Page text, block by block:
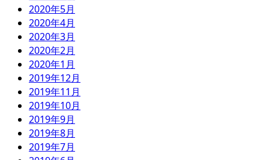
2020年5月
2020年4月
2020年3月
2020年2月
2020年1月
2019年12月
2019年11月
2019年10月
2019年9月
2019年8月
2019年7月